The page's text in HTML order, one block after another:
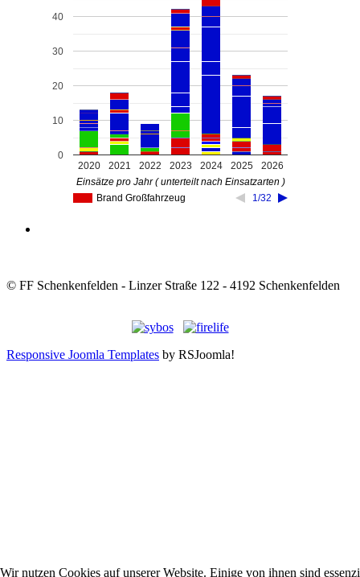
Brand Großfahrzeug 1/32
2020 2021 2022 2023 2024 2025 2026
0
10
20
30
40
Einsätze pro Jahr ( unterteilt nach Einsatzarten )
© FF Schenkenfelden - Linzer Straße 122 - 4192 Schenkenfelden
Responsive Joomla Templates by RSJoomla!
Wir nutzen Cookies auf unserer Website. Einige von ihnen sind